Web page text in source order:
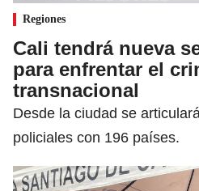
Regiones
Cali tendrá nueva
para enfrentar el
transnacional
Desde la ciudad se
policiales con 196 países.